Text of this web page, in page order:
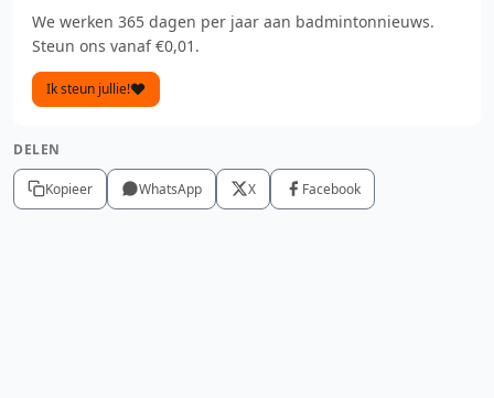
We werken 365 dagen per jaar aan badmintonnieuws.
Steun ons vanaf €0,01.
Ik steun jullie!
DELEN
Kopieer WhatsApp X Facebook